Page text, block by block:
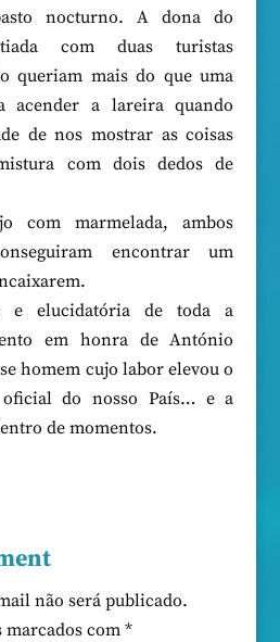
nocturno. A dona do
com duas turistas
queriam mais do que uma
acender a lareira quando
de nos mostrar as coisas
com dois dedos de
com marmelada, ambos
encontrar um
e elucidatória de toda a
em honra de António
homem cujo labor elevou o
do nosso País… e a
de momentos.
não será publicado.
marcados com *